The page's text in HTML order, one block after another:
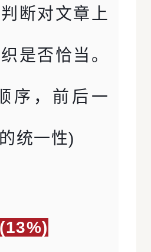
断对文章上
是否恰当。
序，前后一
统一性)